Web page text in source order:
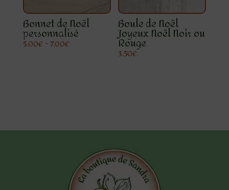
Bonnet de Noël
personnalisé
5.00€–7.00€
Boule de Noël
Joyeux Noël Noir ou
Rouge
3.50€